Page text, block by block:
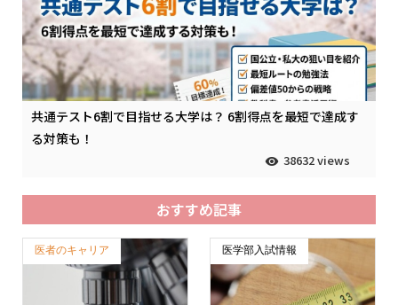
共通テスト6割で目指せる大学は？ 6割得点を最短で達成す
る対策も！
38632 views
おすすめ記事
医者のキャリア 医学部入試情報